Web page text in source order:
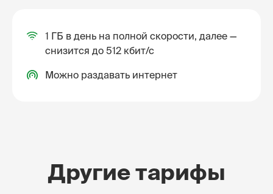
1 ГБ в день на полной скорости, далее —
снизится до 512 кбит/с
Можно раздавать интернет
Другие тарифы